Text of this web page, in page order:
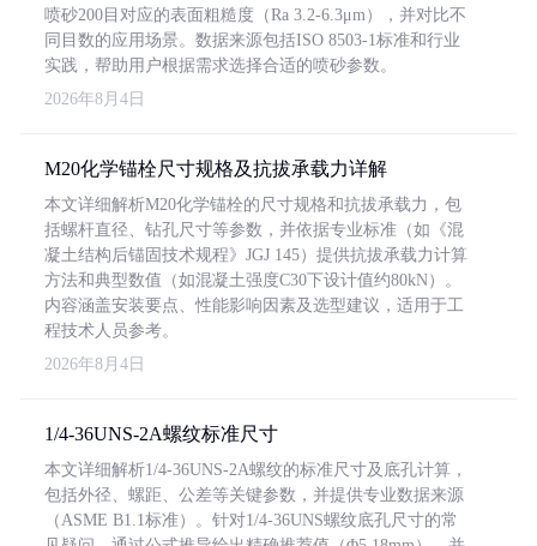
喷砂200目对应的表面粗糙度（Ra 3.2-6.3μm），并对比不
同目数的应用场景。数据来源包括ISO 8503-1标准和行业
实践，帮助用户根据需求选择合适的喷砂参数。
2026年8月4日
M20化学锚栓尺寸规格及抗拔承载力详解
本文详细解析M20化学锚栓的尺寸规格和抗拔承载力，包
括螺杆直径、钻孔尺寸等参数，并依据专业标准（如《混
凝土结构后锚固技术规程》JGJ 145）提供抗拔承载力计算
方法和典型数值（如混凝土强度C30下设计值约80kN）。
内容涵盖安装要点、性能影响因素及选型建议，适用于工
程技术人员参考。
2026年8月4日
1/4-36UNS-2A螺纹标准尺寸
本文详细解析1/4-36UNS-2A螺纹的标准尺寸及底孔计算，
包括外径、螺距、公差等关键参数，并提供专业数据来源
（ASME B1.1标准）。针对1/4-36UNS螺纹底孔尺寸的常